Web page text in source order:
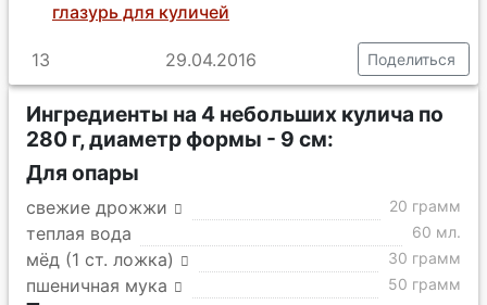
глазурь для куличей
13 29.04.2016 Поделиться
Ингредиенты на 4 небольших кулича по
280 г, диаметр формы - 9 см:
Для опары
свежие дрожжи 20 грамм
теплая вода 60 мл.
мёд (1 ст. ложка) 30 грамм
пшеничная мука 50 грамм